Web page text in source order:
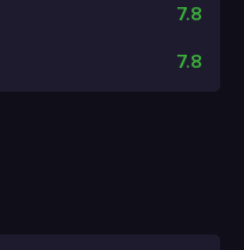
7.8
7.8